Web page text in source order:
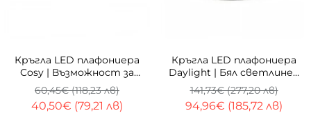
Кръгла LED плафониера
Cosy | Възможност за
trimless монтаж
40,50€ (79,21 лв)
60,45€ (118,23 лв)
Кръгла LED плафониера
Daylight | Бял светлинен
пръстен | ⌀60/80cm
94,96€ (185,72 лв)
141,73€ (277,20 лв)